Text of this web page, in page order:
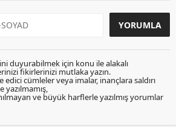
duyurabilmek için konu ile alakalı
fikirlerinizi mutlaka yazın.
cümleler veya imalar, inançlara saldırı
yazılmamış,
ve büyük harflerle yazılmış yorumlar